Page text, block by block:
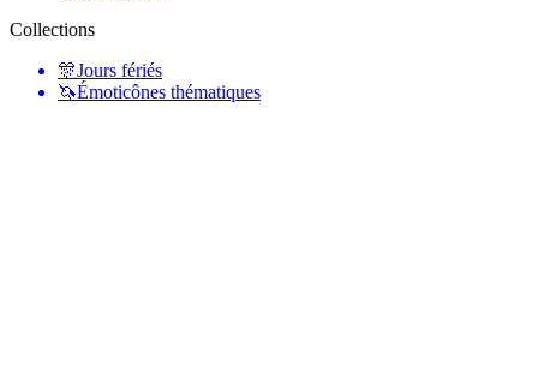
Collections
🎊Jours fériés
🦄Émoticônes thématiques